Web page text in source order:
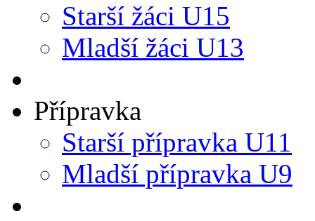
Starší žáci U15
Mladší žáci U13
Přípravka
Starší přípravka U11
Mladší přípravka U9